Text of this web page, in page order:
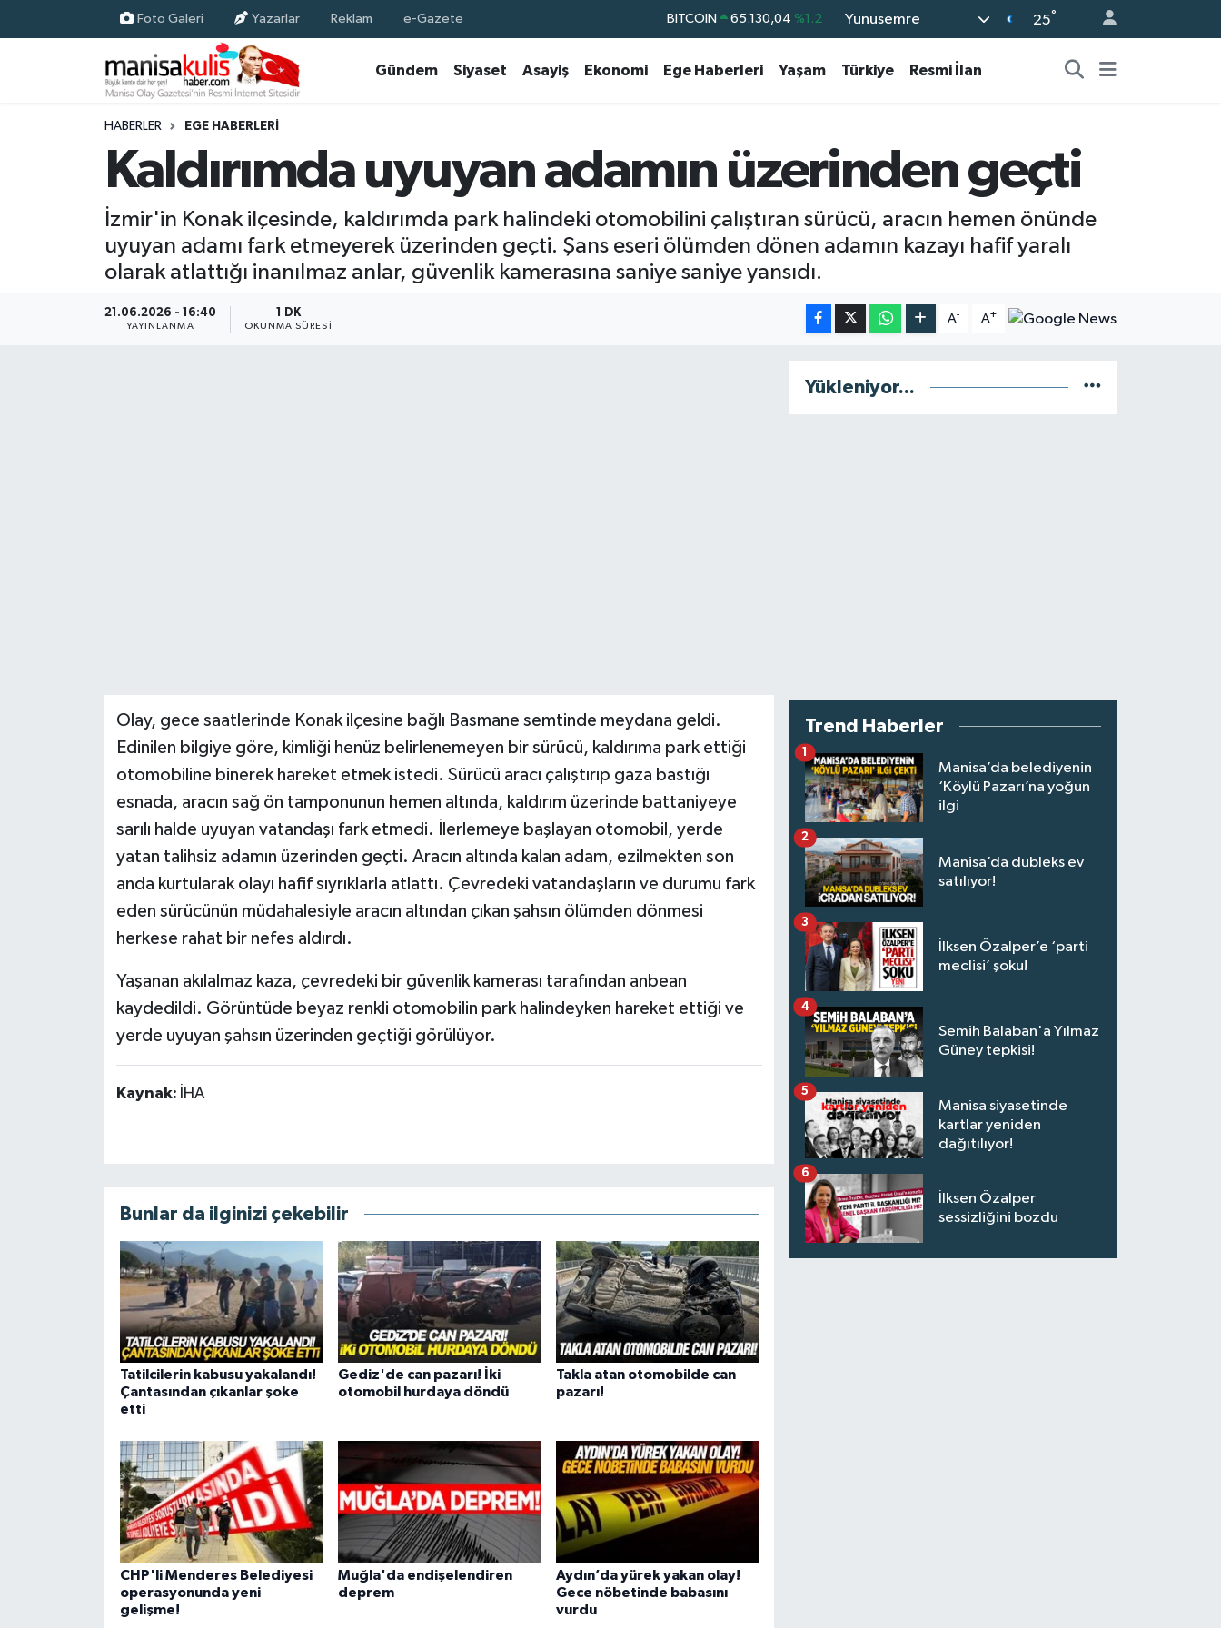
Foto Galeri Yazarlar Reklam e-Gazete BITCOIN 65.130,04 %1.2
6648.99
BİST100 13.773 %-19
Yunusemre 25°
Gündem Siyaset Asayiş Ekonomi Ege Haberleri Yaşam Türkiye Resmi İlan
HABERLER EGE HABERLERI
Kaldırımda uyuyan adamın üzerinden geçti
İzmir'in Konak ilçesinde, kaldırımda park halindeki otomobilini çalıştıran sürücü, aracın hemen önünde
uyuyan adamı fark etmeyerek üzerinden geçti. Şans eseri ölümden dönen adamın kazayı hafif yaralı
olarak atlattığı inanılmaz anlar, güvenlik kamerasına saniye saniye yansıdı.
21.06.2026 - 16:40
YAYINLANMA
1 DK
OKUNMA SÜRESI
A- A+
Olay, gece saatlerinde Konak ilçesine bağlı Basmane semtinde meydana geldi.
Edinilen bilgiye göre, kimliği henüz belirlenemeyen bir sürücü, kaldırıma park ettiği
otomobiline binerek hareket etmek istedi. Sürücü aracı çalıştırıp gaza bastığı
esnada, aracın sağ ön tamponunun hemen altında, kaldırım üzerinde battaniyeye
sarılı halde uyuyan vatandaşı fark etmedi. İlerlemeye başlayan otomobil, yerde
yatan talihsiz adamın üzerinden geçti. Aracın altında kalan adam, ezilmekten son
anda kurtularak olayı hafif sıyrıklarla atlattı. Çevredeki vatandaşların ve durumu fark
eden sürücünün müdahalesiyle aracın altından çıkan şahsın ölümden dönmesi
herkese rahat bir nefes aldırdı.
Yaşanan akılalmaz kaza, çevredeki bir güvenlik kamerası tarafından anbean
kaydedildi. Görüntüde beyaz renkli otomobilin park halindeyken hareket ettiği ve
yerde uyuyan şahsın üzerinden geçtiği görülüyor.
Kaynak: İHA
Bunlar da ilginizi çekebilir
Tatilcilerin kabusu yakalandı!
Çantasından çıkanlar şoke
etti
Gediz'de can pazarı! İki
otomobil hurdaya döndü
Takla atan otomobilde can
pazarı!
CHP'li Menderes Belediyesi
operasyonunda yeni
gelişme!
Muğla'da endişelendiren
deprem
Aydın’da yürek yakan olay!
Gece nöbetinde babasını
vurdu
Yükleniyor...
Trend Haberler
Manisa’da belediyenin
‘Köylü Pazarı’na yoğun
ilgi
1
Manisa’da dubleks ev
satılıyor!
2
İlksen Özalper’e ‘parti
meclisi’ şoku!
3
Semih Balaban'a Yılmaz
Güney tepkisi!
4
Manisa siyasetinde
kartlar yeniden
dağıtılıyor!
5
İlksen Özalper
sessizliğini bozdu
6
Gündem
Yunusemre Nöbetçi Eczaneler
Yunusemre Trafik Yoğunluk Haritası
Süper Lig Puan Durumu ve Fikstür
Tüm Manşetler